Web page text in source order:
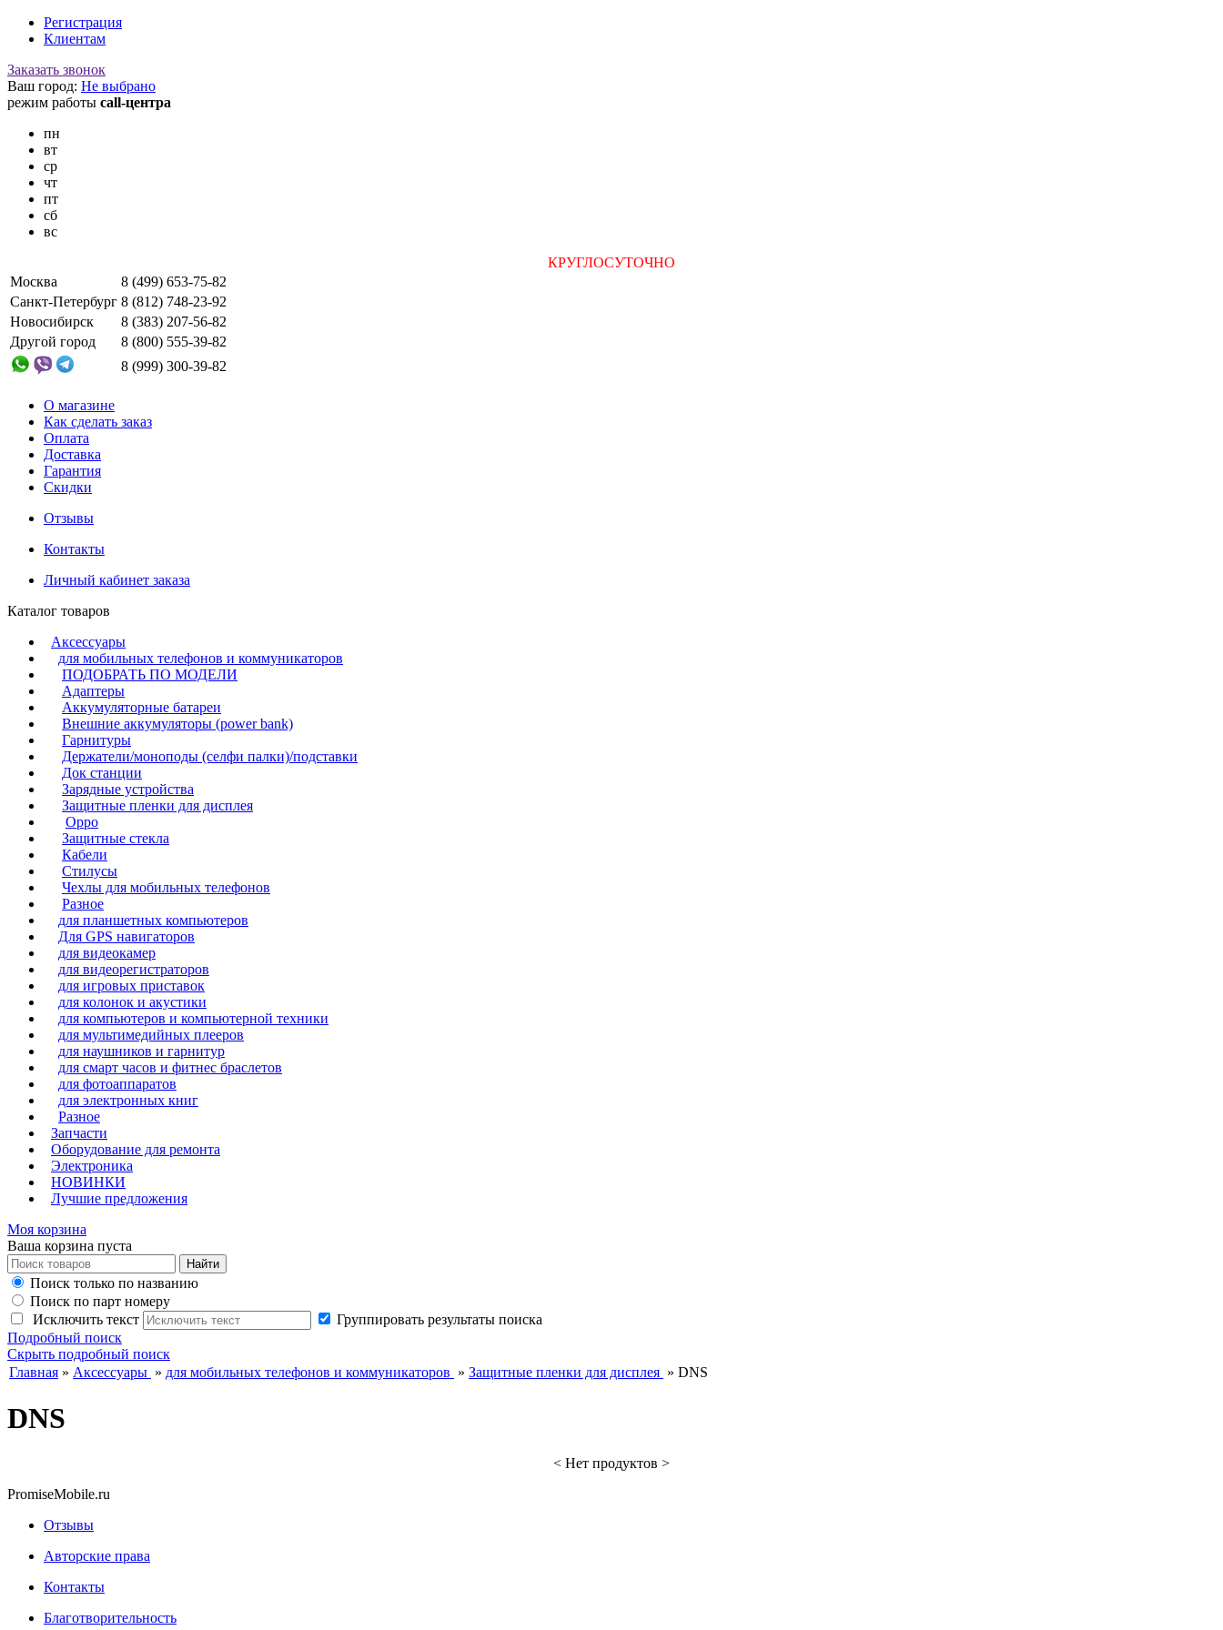
Регистрация
Клиентам
Заказать звонок
Ваш город: Не выбрано
режим работы call-центра
пн
вт
ср
чт
пт
сб
вс
КРУГЛОСУТОЧНО
Москва
8 (499) 653-75-82
Санкт-Петербург 8 (812) 748-23-92
Новосибирск
8 (383) 207-56-82
Другой город
8 (800) 555-39-82
8 (999) 300-39-82
О магазине
Как сделать заказ
Оплата
Доставка
Гарантия
Скидки
Отзывы
Контакты
Личный кабинет заказа
Каталог товаров
Аксессуары
для мобильных телефонов и коммуникаторов
ПОДОБРАТЬ ПО МОДЕЛИ
Адаптеры
Аккумуляторные батареи
Внешние аккумуляторы (power bank)
Гарнитуры
Держатели/моноподы (селфи палки)/подставки
Док станции
Зарядные устройства
Защитные пленки для дисплея
Oppo
Защитные стекла
Кабели
Стилусы
Чехлы для мобильных телефонов
Разное
для планшетных компьютеров
Для GPS навигаторов
для видеокамер
для видеорегистраторов
для игровых приставок
для колонок и акустики
для компьютеров и компьютерной техники
для мультимедийных плееров
для наушников и гарнитур
для смарт часов и фитнес браслетов
для фотоаппаратов
для электронных книг
Разное
Запчасти
Оборудование для ремонта
Электроника
НОВИНКИ
Лучшие предложения
Моя корзина
Ваша корзина пуста
Поиск только по названию
Поиск по парт номеру
Исключить текст
Группировать результаты поиска
Подробный поиск
Скрыть подробный поиск
Главная » Аксессуары » для мобильных телефонов и коммуникаторов » Защитные пленки для дисплея » DNS
DNS
< Нет продуктов >
PromiseMobile.ru
Отзывы
Авторские права
Контакты
Благотворительность